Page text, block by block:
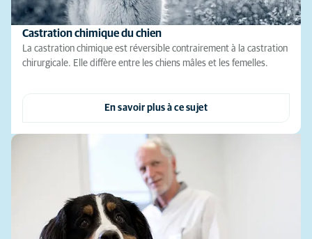
Castration chimique du chien
La castration chimique est réversible contrairement à la castration
chirurgicale. Elle diffère entre les chiens mâles et les femelles.
En savoir plus à ce sujet